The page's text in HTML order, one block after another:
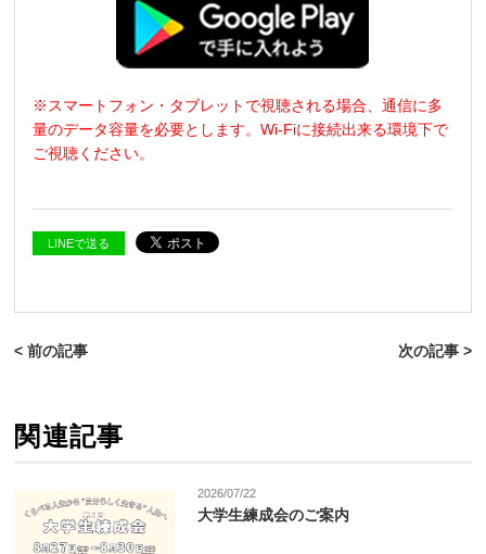
※スマートフォン・タブレットで視聴される場合、通信に多
量のデータ容量を必要とします。Wi-Fiに接続出来る環境下で
ご視聴ください。
LINEで送る
< 前の記事 次の記事 >
関連記事
2026/07/22
大学生練成会のご案内